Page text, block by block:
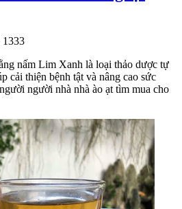
nấm Lim Xanh là loại thảo dược tự
cải thiện bệnh tật và nâng cao sức
người nhà nhà ào ạt tìm mua cho